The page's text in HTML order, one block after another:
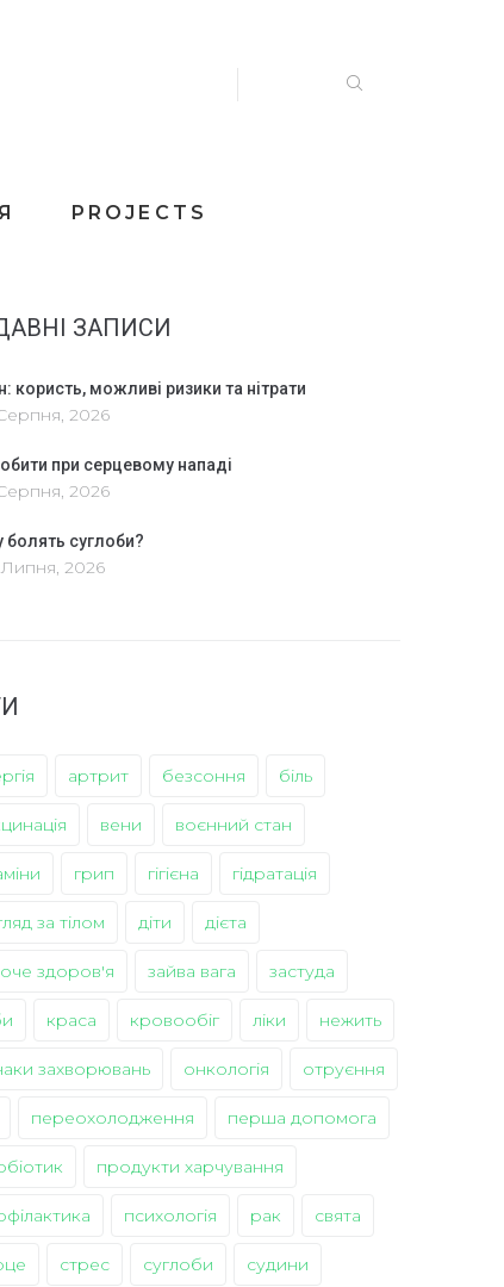
PROJECTS
ЗАПИСИ
користь, можливі ризики та нітрати
2026
при серцевому нападі
2026
болять суглоби?
Липня, 2026
артрит безсоння біль
вени воєнний стан
грип гігієна гідратація
за тілом діти дієта
здоров'я зайва вага застуда
краса кровообіг ліки нежить
захворювань онкологія отруєння
переохолодження перша допомога
продукти харчування
психологія рак свята
стрес суглоби судини